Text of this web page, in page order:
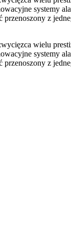
systemy
z
wielu
systemy
z